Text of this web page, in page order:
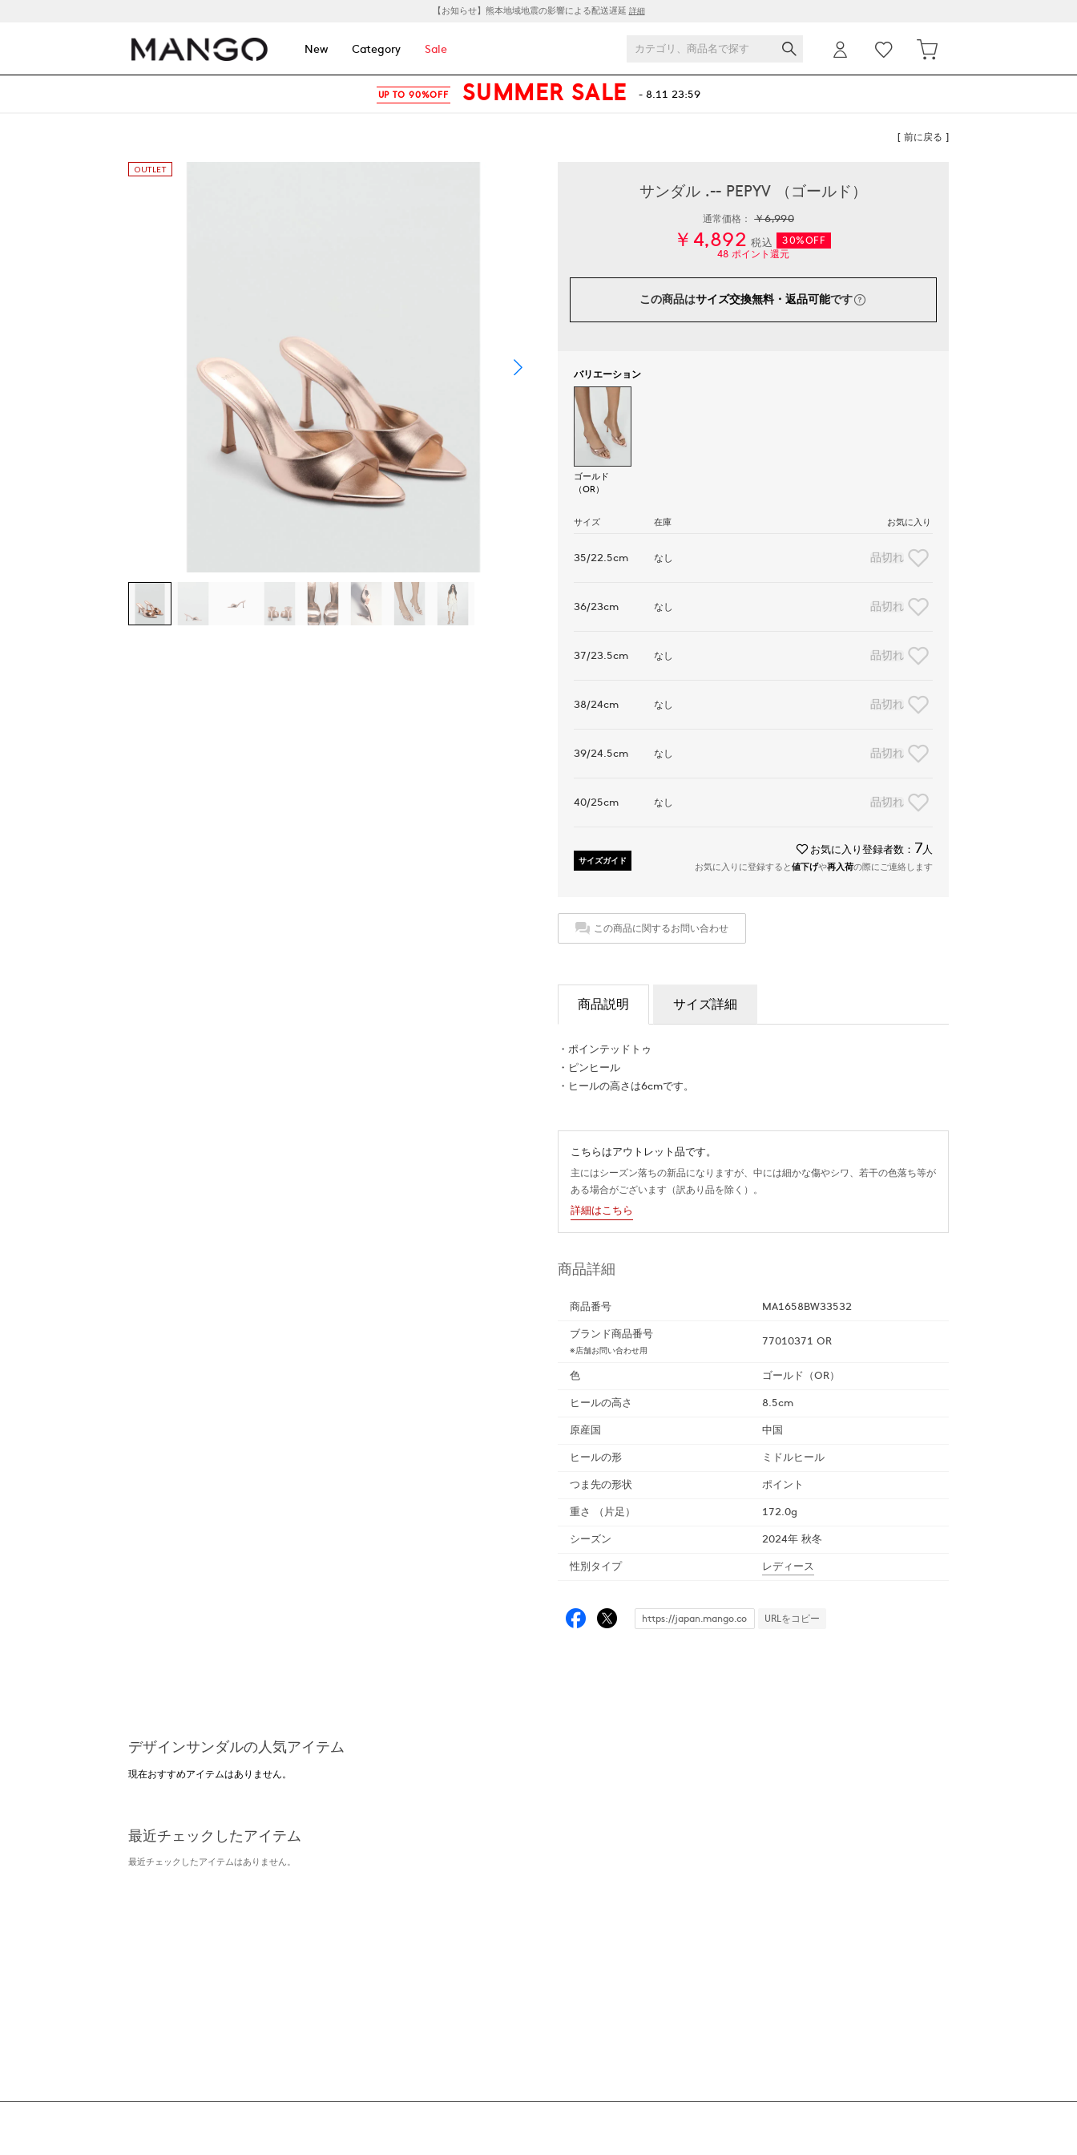
【お知らせ】熊本地域地震の影響による配送遅延 詳細
New Category Sale
UP TO 90%OFF SUMMER SALE - 8.11 23:59
[ 前に戻る ]
サンダル .-- PEPYV （ゴールド）
通常価格：￥6,990
￥4,892 税込
30%OFF
48 ポイント還元
この商品はサイズ交換無料・返品可能です
バリエーション
ゴールド
（OR）
サイズ 在庫 お気に入り
35/22.5cm なし 品切れ
36/23cm なし 品切れ
37/23.5cm なし 品切れ
38/24cm なし 品切れ
39/24.5cm なし 品切れ
40/25cm なし 品切れ
サイズガイド
お気に入り登録者数： 7 人
お気に入りに登録すると値下げや再入荷の際にご連絡します
この商品に関するお問い合わせ
商品説明 サイズ詳細
・ポインテッドトゥ
・ピンヒール
・ヒールの高さは6cmです。
こちらはアウトレット品です。
主にはシーズン落ちの新品になりますが、中には細かな傷やシワ、若干の色落ち等が
ある場合がございます（訳あり品を除く）。
詳細はこちら
商品詳細
商品番号
MA1658BW33532
ブランド商品番号
※店舗お問い合わせ用
77010371 OR
色
ゴールド（OR）
ヒールの高さ
8.5cm
原産国
中国
ヒールの形
ミドルヒール
つま先の形状
ポイント
重さ
（片足）
172.0g
シーズン
2024年 秋冬
性別タイプ
レディース
URLをコピー
デザインサンダルの人気アイテム
現在おすすめアイテムはありません。
最近チェックしたアイテム
最近チェックしたアイテムはありません。